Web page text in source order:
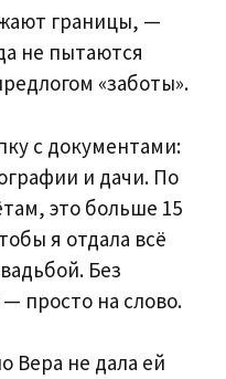
границы, —
не пытаются
«заботы».
с документами:
и дачи. По
это больше 15
я отдала всё
Без
просто на слово.
Вера не дала ей